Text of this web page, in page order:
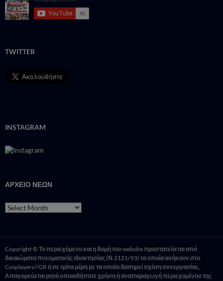
TWITTER
INSTAGRAM
ΑΡΧΕΙΟ ΝΕΩΝ
ΑΡΧΕΙΟ
ΝΕΩΝ
Copyright © Το περιεχόμενο και η δομή του website προστατεύεται από
δικαιώματα πνευματικής ιδιοκτησίας (Ν.2121/93) τα οποία ανήκουν στο
Cosplayers//GR ή σε τρίτα μέρη με τα οποία διατηρεί σχέση συνεργασίας.
Απαγορεύεται ρητά οποιαδήποτε χρήση ή αναπαραγωγή περιεχομένου της